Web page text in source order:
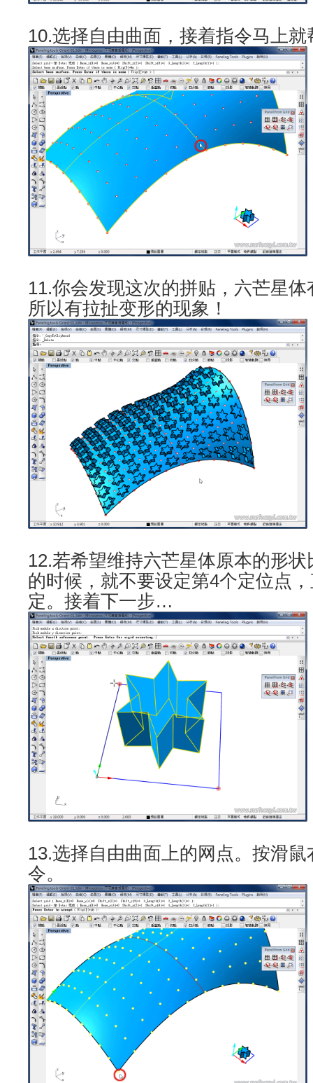
10.选择自由曲面，接着指令马上
11.你会发现这次的拼贴，六芒星
所以有拉扯变形的现象！
12.若希望维持六芒星体原本的形
的时候，就不要设定第4个定位点
定。接着下一步…
13.选择自由曲面上的网点。按滑
令。